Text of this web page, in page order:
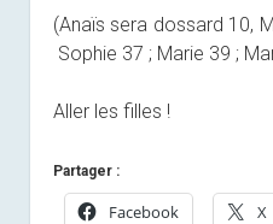
(Anaïs sera dossard 10,
Sophie 37 ; Marie 39 ;
Aller les filles !
Partager :
Facebook X